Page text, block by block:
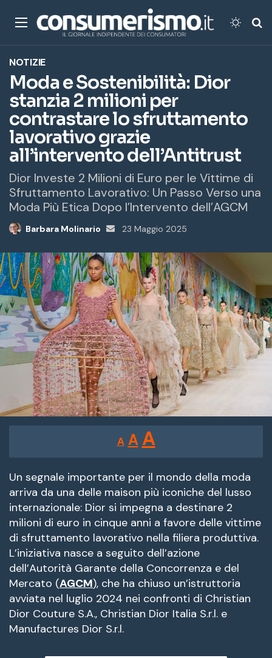
Menu
NOTIZIE
Moda e Sostenibilità: Dior
stanzia 2 milioni per
contrastare lo sfruttamento
lavorativo grazie
all’intervento dell’Antitrust
Dior Investe 2 Milioni di Euro per le Vittime di
Sfruttamento Lavorativo: Un Passo Verso una
Moda Più Etica Dopo l’Intervento dell’AGCM
Barbara Molinario
Invia
23 Maggio 2025
A
Reducir
tamaño
de
fuente.
A Restablecer
tamaño
de
fuente
AAumentar
tamaño
de
fuente.
Un segnale importante per il mondo della moda
arriva da una delle maison più iconiche del lusso
internazionale: Dior si impegna a destinare 2
milioni di euro in cinque anni a favore delle vittime
di sfruttamento lavorativo nella filiera produttiva.
L’iniziativa nasce a seguito dell’azione
dell’Autorità Garante della Concorrenza e del
Mercato (AGCM), che ha chiuso un’istruttoria
avviata nel luglio 2024 nei confronti di Christian
Dior Couture S.A., Christian Dior Italia S.r.l. e
Manufactures Dior S.r.l.